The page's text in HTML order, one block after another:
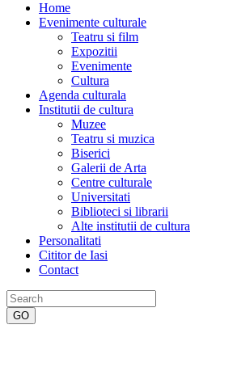
Home
Evenimente culturale
Teatru si film
Expozitii
Evenimente
Cultura
Agenda culturala
Institutii de cultura
Muzee
Teatru si muzica
Biserici
Galerii de Arta
Centre culturale
Universitati
Biblioteci si librarii
Alte institutii de cultura
Personalitati
Cititor de Iasi
Contact